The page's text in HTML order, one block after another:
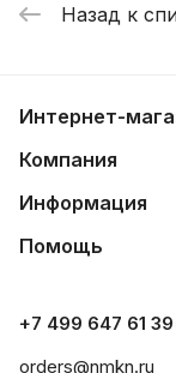
Назад к
Интернет-
Компания
Информация
Помощь
+7 499 647 61 39
orders@nmkn.ru